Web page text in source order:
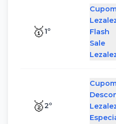
🥇1º
Flash
Sale
🥈2º